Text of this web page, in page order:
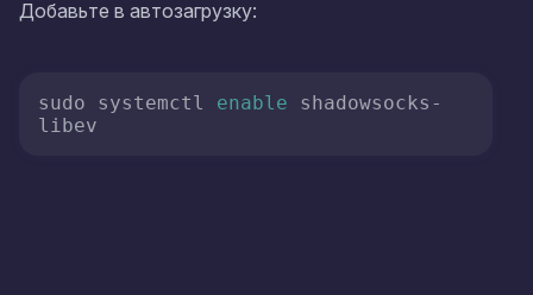
Добавьте в автозагрузку:
sudo systemctl enable shadowsocks-
libev